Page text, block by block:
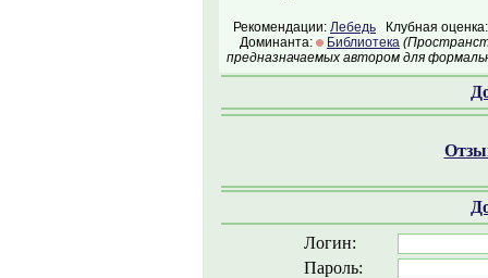
Рекомендации: Лебедь Клубная
Доминанта:
Библиотека
предназначаемых автором для
Логин:
Пароль: